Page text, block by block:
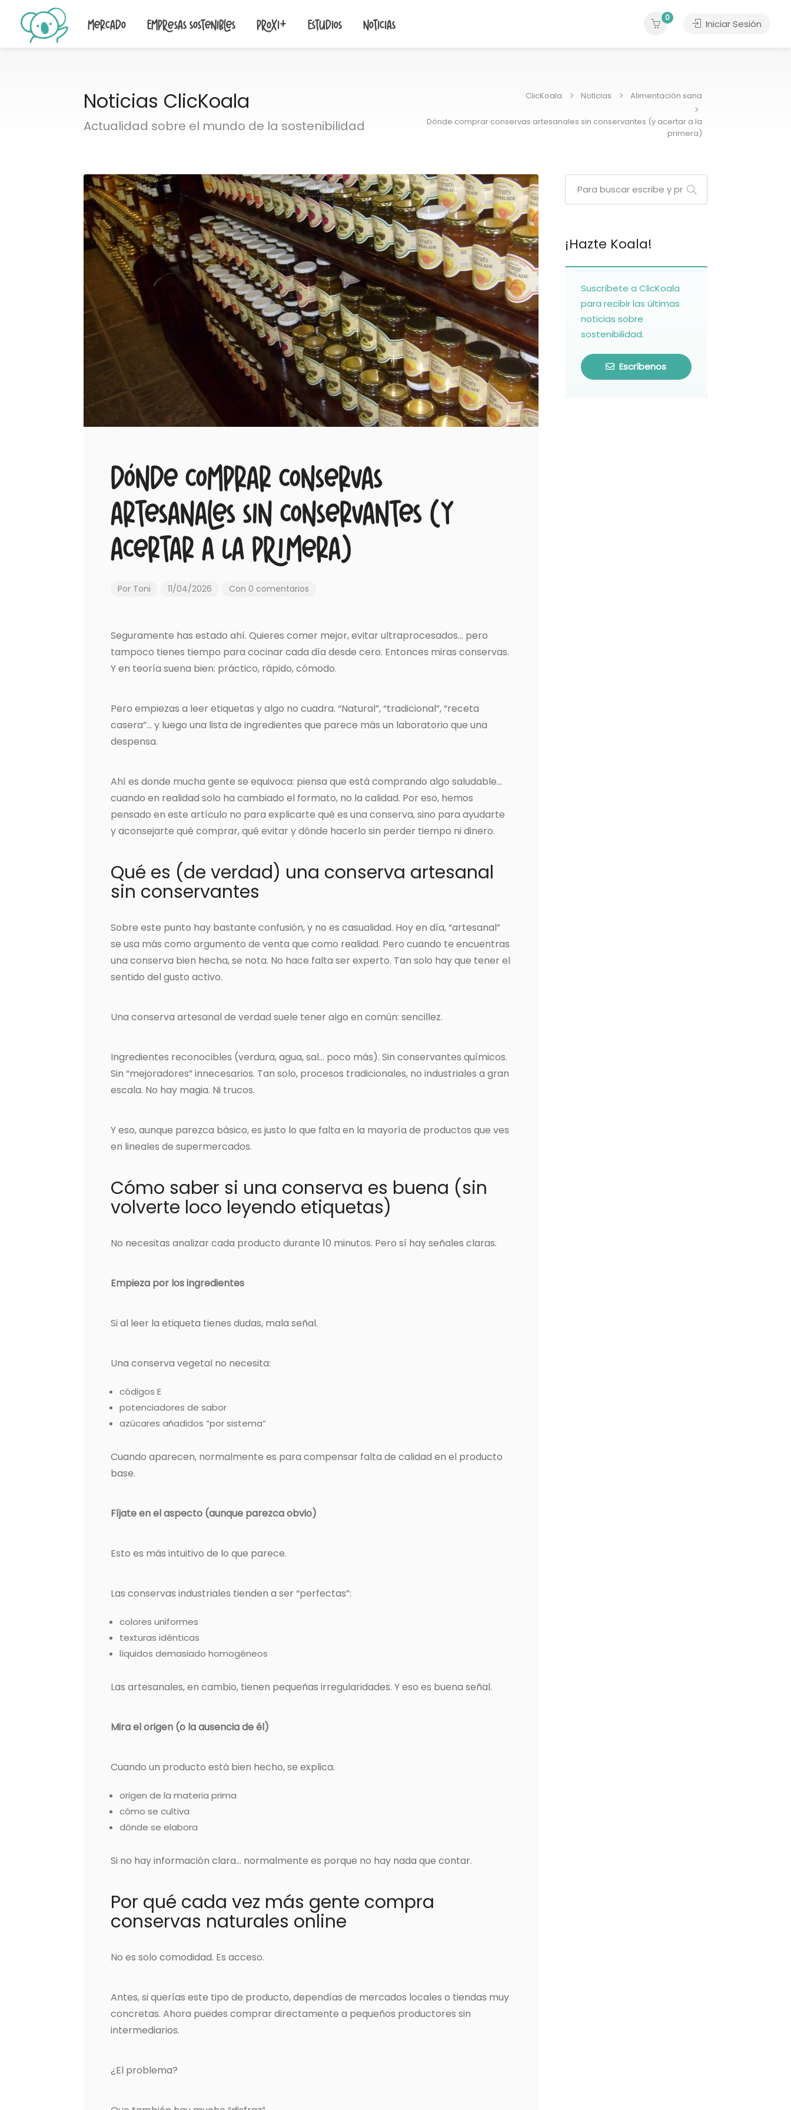
Mercado Empresas sostenibles Proxi+ Estudios Noticias
0
Iniciar Sesión
Noticias ClicKoala
Actualidad sobre el mundo de la sostenibilidad
ClicKoala Noticias Alimentación sana
Dónde comprar conservas artesanales sin conservantes (y acertar a la
primera)
Dónde comprar conservas
artesanales sin conservantes (y
acertar a la primera)
Por Toni 11/04/2026 Con 0 comentarios
Seguramente has estado ahí. Quieres comer mejor, evitar ultraprocesados… pero
tampoco tienes tiempo para cocinar cada día desde cero. Entonces miras conservas.
Y en teoría suena bien: práctico, rápido, cómodo.
Pero empiezas a leer etiquetas y algo no cuadra. “Natural”, “tradicional”, “receta
casera”… y luego una lista de ingredientes que parece más un laboratorio que una
despensa.
Ahí es donde mucha gente se equivoca: piensa que está comprando algo saludable…
cuando en realidad solo ha cambiado el formato, no la calidad. Por eso, hemos
pensado en este artículo no para explicarte qué es una conserva, sino para ayudarte
y aconsejarte qué comprar, qué evitar y dónde hacerlo sin perder tiempo ni dinero.
Qué es (de verdad) una conserva artesanal
sin conservantes
Sobre este punto hay bastante confusión, y no es casualidad. Hoy en día, “artesanal”
se usa más como argumento de venta que como realidad. Pero cuando te encuentras
una conserva bien hecha, se nota. No hace falta ser experto. Tan solo hay que tener el
sentido del gusto activo.
Una conserva artesanal de verdad suele tener algo en común: sencillez.
Ingredientes reconocibles (verdura, agua, sal… poco más). Sin conservantes químicos.
Sin “mejoradores” innecesarios. Tan solo, procesos tradicionales, no industriales a gran
escala. No hay magia. Ni trucos.
Y eso, aunque parezca básico, es justo lo que falta en la mayoría de productos que ves
en lineales de supermercados.
Cómo saber si una conserva es buena (sin
volverte loco leyendo etiquetas)
No necesitas analizar cada producto durante 10 minutos. Pero sí hay señales claras.
Empieza por los ingredientes
Si al leer la etiqueta tienes dudas, mala señal.
Una conserva vegetal no necesita:
códigos E
potenciadores de sabor
azúcares añadidos “por sistema”
Cuando aparecen, normalmente es para compensar falta de calidad en el producto
base.
Fíjate en el aspecto (aunque parezca obvio)
Esto es más intuitivo de lo que parece.
Las conservas industriales tienden a ser “perfectas”:
colores uniformes
texturas idénticas
líquidos demasiado homogéneos
Las artesanales, en cambio, tienen pequeñas irregularidades. Y eso es buena señal.
Mira el origen (o la ausencia de él)
Cuando un producto está bien hecho, se explica.
origen de la materia prima
cómo se cultiva
dónde se elabora
Si no hay información clara… normalmente es porque no hay nada que contar.
Por qué cada vez más gente compra
conservas naturales online
No es solo comodidad. Es acceso.
Antes, si querías este tipo de producto, dependías de mercados locales o tiendas muy
concretas. Ahora puedes comprar directamente a pequeños productores sin
intermediarios.
¿El problema?
¡Hazte Koala!
Suscríbete a ClicKoala
para recibir las últimas
noticias sobre
sostenibilidad.
Escríbenos